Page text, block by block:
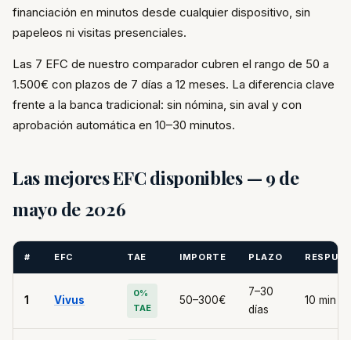
financiación en minutos desde cualquier dispositivo, sin
papeleos ni visitas presenciales.
Las 7 EFC de nuestro comparador cubren el rango de 50 a
1.500€ con plazos de 7 días a 12 meses. La diferencia clave
frente a la banca tradicional: sin nómina, sin aval y con
aprobación automática en 10–30 minutos.
Las mejores EFC disponibles — 9 de
mayo de 2026
# EFC TAE IMPORTE PLAZO
1 Vivus
0%
TAE
50–300€
7–30
días
10 min